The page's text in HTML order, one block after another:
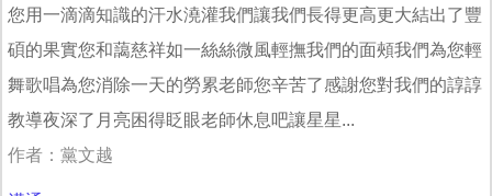
您用一滴滴知識的汗水澆灌我們讓我們長得更高更大結出了豐
碩的果實您和藹慈祥如一絲絲微風輕撫我們的面頰我們為您輕
舞歌唱為您消除一天的勞累老師您辛苦了感謝您對我們的諄諄
教導夜深了月亮困得眨眼老師休息吧讓星星...
作者：黨文越